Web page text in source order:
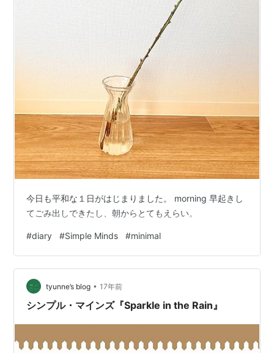
今日も平和な１日がはじまりました。 morning 早起きし
てごみ出しできたし、朝からとてもえらい。
#diary #Simple Minds #minimal
tyunne’s blog • 17年前
シンプル・マインズ『Sparkle in the Rain』